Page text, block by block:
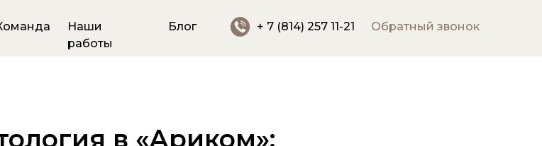
Обратный звонок
+ 7 (814) 257 11-21
Блог
Наши
работы
в «Ариком»: